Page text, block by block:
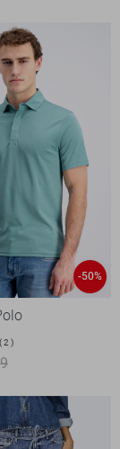
-50%
2